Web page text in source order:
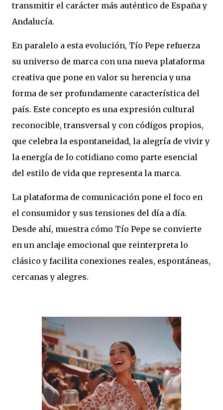
transmitir el carácter más auténtico de España y
Andalucía.
En paralelo a esta evolución, Tío Pepe refuerza
su universo de marca con una nueva plataforma
creativa que pone en valor su herencia y una
forma de ser profundamente característica del
país. Este concepto es una expresión cultural
reconocible, transversal y con códigos propios,
que celebra la espontaneidad, la alegría de vivir y
la energía de lo cotidiano como parte esencial
del estilo de vida que representa la marca.
La plataforma de comunicación pone el foco en
el consumidor y sus tensiones del día a día.
Desde ahí, muestra cómo Tío Pepe se convierte
en un anclaje emocional que reinterpreta lo
clásico y facilita conexiones reales, espontáneas,
cercanas y alegres.